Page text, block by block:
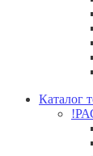
Каталог